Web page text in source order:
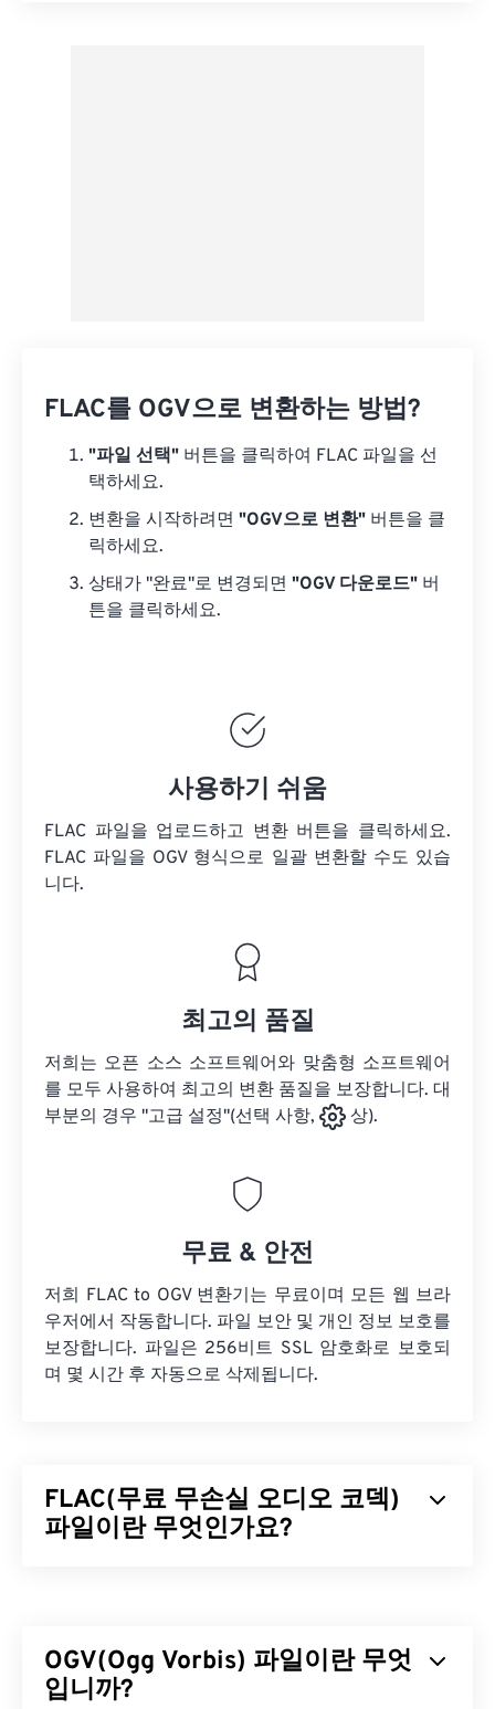
FLAC를 OGV으로 변환하는 방법?
"파일 선택" 버튼을 클릭하여 FLAC 파일을 선
택하세요.
변환을 시작하려면 "OGV으로 변환" 버튼을 클
릭하세요.
상태가 "완료"로 변경되면 "OGV 다운로드" 버
튼을 클릭하세요.
사용하기 쉬움
FLAC 파일을 업로드하고 변환 버튼을 클릭하세요.
FLAC 파일을 OGV 형식으로 일괄 변환할 수도 있습
니다.
최고의 품질
저희는 오픈 소스 소프트웨어와 맞춤형 소프트웨어
를 모두 사용하여 최고의 변환 품질을 보장합니다. 대
부분의 경우 "고급 설정"(선택 사항,
상).
무료 & 안전
저희 FLAC to OGV 변환기는 무료이며 모든 웹 브라
우저에서 작동합니다. 파일 보안 및 개인 정보 보호를
보장합니다. 파일은 256비트 SSL 암호화로 보호되
며 몇 시간 후 자동으로 삭제됩니다.
FLAC(무료 무손실 오디오 코덱)
파일이란 무엇인가요?
데이터의 손실 없이 압축됩니다. FLAC은 파일을 원
본 크기의 약 50~70%로 압축하는
OGV(Ogg Vorbis) 파일이란 무엇
입니까?